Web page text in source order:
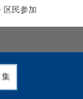
区民参加
集